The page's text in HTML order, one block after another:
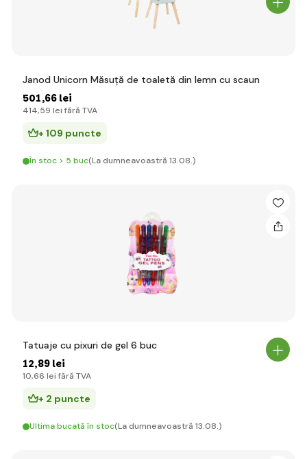
Janod Unicorn Măsuță de toaletă din lemn cu scaun
501,66 lei
414,59 lei fără TVA
+ 109 puncte
În stoc > 5 buc(La dumneavoastră 13.08.)
Tatuaje cu pixuri de gel 6 buc
12,89 lei
10,66 lei fără TVA
+ 2 puncte
Ultima bucată în stoc(La dumneavoastră 13.08.)